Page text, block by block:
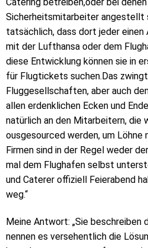
Sicherheitsmitarbeiter angestellt
tatsächlich, dass dort jeder
mit der Lufthansa oder dem
diese Entwicklung können sie in
für Flugtickets suchen.Das
Fluggesellschaften, aber auch
allen erdenklichen Ecken und
natürlich an den Mitarbeitern, die
ousgesourced werden, um Löhne
Firmen sind in der Regel weder
mal dem Flughafen selbst
und Caterer offiziell Feierabend
weg.“
Meine Antwort: „Sie beschreiben
nennen es versehentlich die